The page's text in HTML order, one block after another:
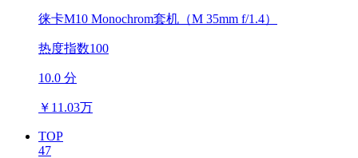
徕卡M10 Monochrom套机（M 35mm f/1.4）
热度指数100
10.0 分
￥ 11.03万
TOP
47